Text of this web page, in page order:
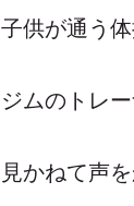
子供が通う
ジムのトレ
見かねて声